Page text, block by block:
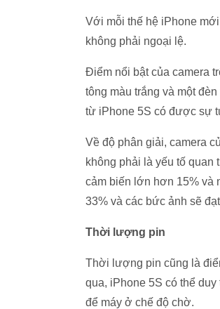
Với mỗi thế hệ iPhone
không phải ngoại lệ.
Điểm nổi bật của camera
tông màu trắng và một
từ iPhone 5S có được sự
Về độ phân giải, camera
không phải là yếu tố quan
cảm biến lớn hơn 15% và
33% và các bức ảnh sẽ
Thời lượng pin
Thời lượng pin cũng là
qua, iPhone 5S có thể
để máy ở chế độ chờ.